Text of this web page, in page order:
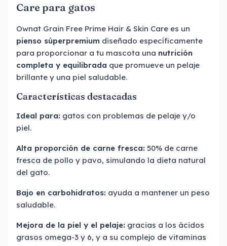
Care para gatos
Ownat Grain Free Prime Hair & Skin Care es un
pienso súperpremium diseñado específicamente
para proporcionar a tu mascota una nutrición
completa y equilibrada que promueve un pelaje
brillante y una piel saludable.
Características destacadas
Ideal para: gatos con problemas de pelaje y/o
piel.
Alta proporción de carne fresca: 50% de carne
fresca de pollo y pavo, simulando la dieta natural
del gato.
Bajo en carbohidratos: ayuda a mantener un peso
saludable.
Mejora de la piel y el pelaje: gracias a los ácidos
grasos omega-3 y 6, y a su complejo de vitaminas